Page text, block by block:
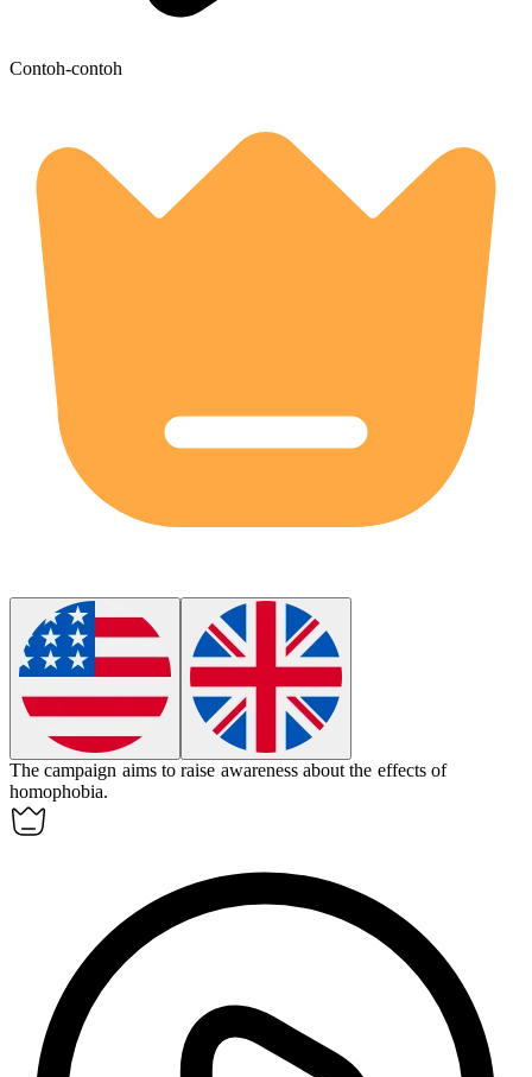
Contoh-contoh
The campaign aims to raise awareness about the effects of
homophobia.